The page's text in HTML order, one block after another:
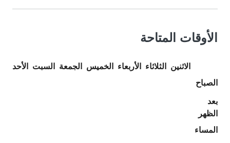
الأوقات المتاحة
الاثنين الثلاثاء الأربعاء الخميس الجمعة السبت
الأحد
الصباح
بعد
الظهر
المساء